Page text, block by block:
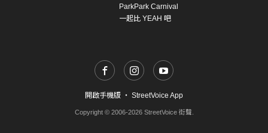
ParkPark Carnival
一起比 YEAH 吧
開啟手機版 ・ StreetVoice App
Copyright © 2006-2026 StreetVoice 街聲.